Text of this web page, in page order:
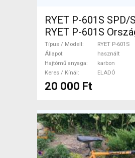
RYET P-601S SPD/
RYET P-601S
Gravel / Triatlon
Országúti
használt ELADÓ
Típus / Modell
RYET P-601S
Állapot
használt
Hajtómű anyaga
karbon
Keres / Kínál
ELADÓ
20 000 Ft